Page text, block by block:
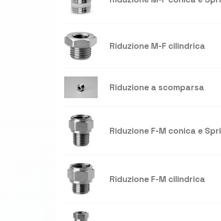
Riduzione M-F cilindrica
Riduzione a scomparsa
Riduzione F-M conica e
Riduzione F-M cilindrica